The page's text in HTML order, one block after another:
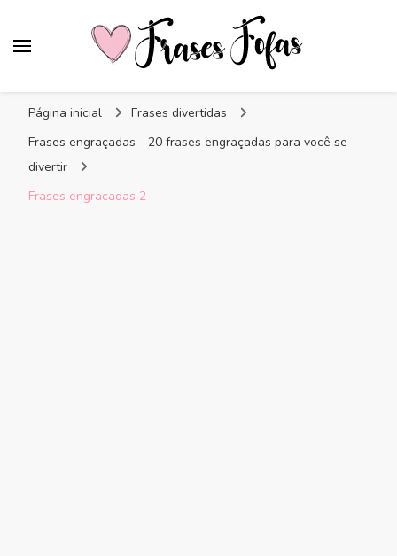
Página inicial
Frases divertidas
Frases engraçadas - 20 frases engraçadas para você se
divertir
Frases engracadas 2